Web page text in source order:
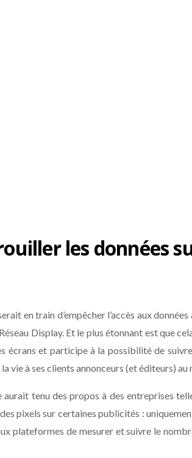
les données
en train d’empêcher l’accès aux
Display. Et le plus étonnant est que
écrans et participe à la possibilité de
vie à ses clients annonceurs (et éditeurs)
tenu des propos à des entreprises
pixels sur certaines publicités :
plateformes de mesurer et suivre le